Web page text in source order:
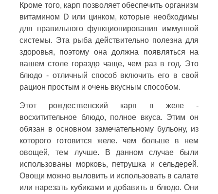
Кроме того, карп позволяет обеспечить организм
витамином D или цинком, которые необходимы
для правильного функционирования иммунной
системы. Эта рыба действительно полезна для
здоровья, поэтому она должна появляться на
вашем столе гораздо чаще, чем раз в год. Это
блюдо - отличный способ включить его в свой
рацион простым и очень вкусным способом.
Этот рождественский карп в желе -
восхитительное блюдо, полное вкуса. Этим он
обязан в основном замечательному бульону, из
которого готовится желе. чем больше в нем
овощей, тем лучше. В данном случае были
использованы морковь, петрушка и сельдерей.
Овощи можно выловить и использовать в салате
или нарезать кубиками и добавить в блюдо. Они